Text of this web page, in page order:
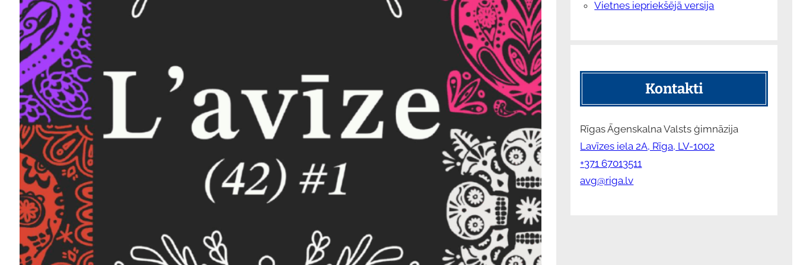
Vietnes iepriekšējā versija
Kontakti
Rīgas Āgenskalna Valsts ģimnāzija
Lavīzes iela 2A, Rīga, LV-1002
+371 67013511
avg@riga.lv